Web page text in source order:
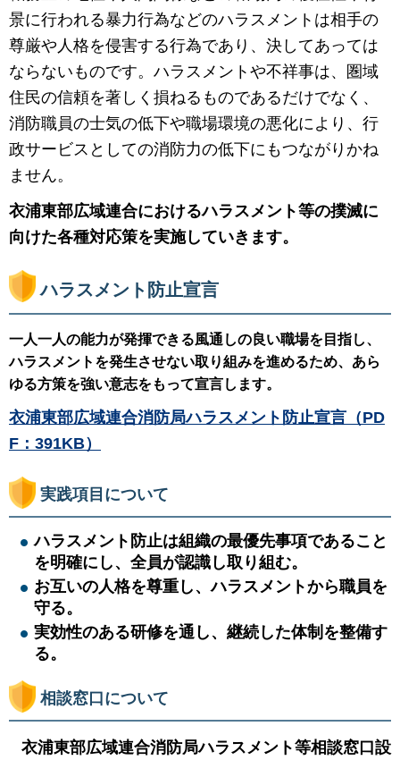
景に行われる暴力行為などのハラスメントは相手の
尊厳や人格を侵害する行為であり、決してあっては
ならないものです。ハラスメントや不祥事は、圏域
住民の信頼を著しく損ねるものであるだけでなく、
消防職員の士気の低下や職場環境の悪化により、行
政サービスとしての消防力の低下にもつながりかね
ません。
衣浦東部広域連合におけるハラスメント等の撲滅に
向けた各種対応策を実施していきます。
ハラスメント防止宣言
一人一人の能力が発揮できる風通しの良い職場を目指し、
ハラスメントを発生させない取り組みを進めるため、あら
ゆる方策を強い意志をもって宣言します。
衣浦東部広域連合消防局ハラスメント防止宣言（PD
F：391KB）
実践項目について
ハラスメント防止は組織の最優先事項であること
を明確にし、全員が認識し取り組む。
お互いの人格を尊重し、ハラスメントから職員を
守る。
実効性のある研修を通し、継続した体制を整備す
る。
相談窓口について
衣浦東部広域連合消防局ハラスメント等相談窓口設